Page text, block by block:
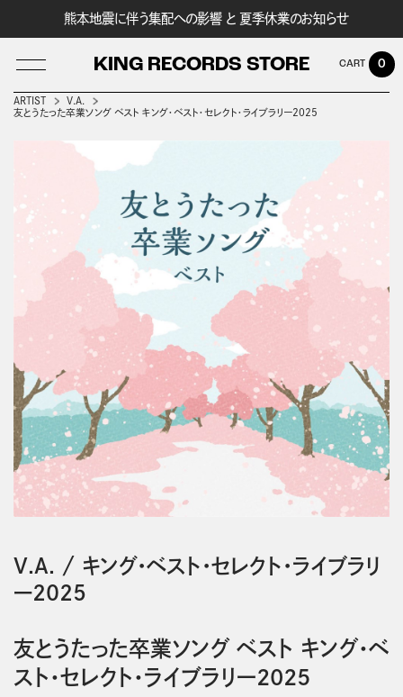
熊本地震に伴う集配への影響 と 夏季休業のお知らせ
KING RECORDS STORE 0
ARTIST
V.A.
友とうたった卒業ソング ベスト キング・ベスト・セレクト・ライブラリー2025
V.A. / キング・ベスト・セレクト・ライブラリ
ー2025
友とうたった卒業ソング ベスト キング・ベ
スト・セレクト・ライブラリー2025